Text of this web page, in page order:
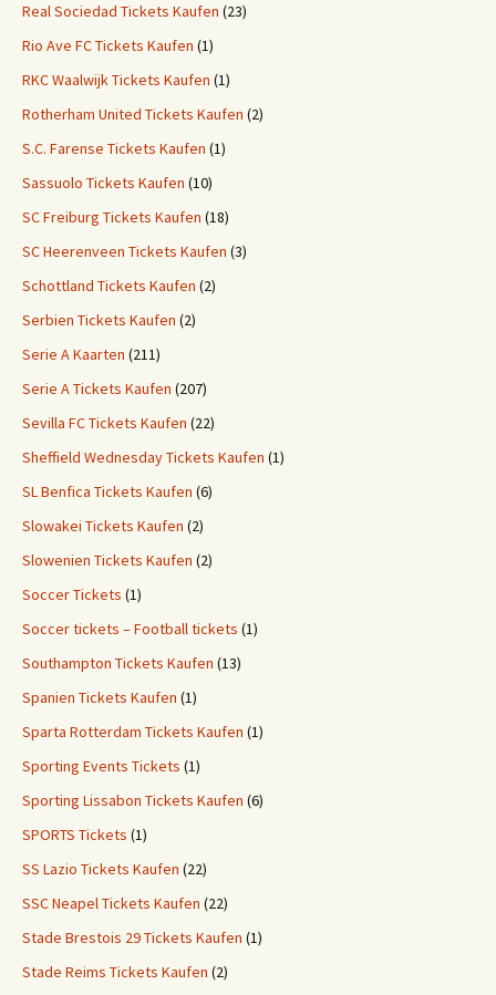
Real Sociedad Tickets Kaufen (23)
Rio Ave FC Tickets Kaufen (1)
RKC Waalwijk Tickets Kaufen (1)
Rotherham United Tickets Kaufen (2)
S.C. Farense Tickets Kaufen (1)
Sassuolo Tickets Kaufen (10)
SC Freiburg Tickets Kaufen (18)
SC Heerenveen Tickets Kaufen (3)
Schottland Tickets Kaufen (2)
Serbien Tickets Kaufen (2)
Serie A Kaarten (211)
Serie A Tickets Kaufen (207)
Sevilla FC Tickets Kaufen (22)
Sheffield Wednesday Tickets Kaufen (1)
SL Benfica Tickets Kaufen (6)
Slowakei Tickets Kaufen (2)
Slowenien Tickets Kaufen (2)
Soccer Tickets (1)
Soccer tickets – Football tickets (1)
Southampton Tickets Kaufen (13)
Spanien Tickets Kaufen (1)
Sparta Rotterdam Tickets Kaufen (1)
Sporting Events Tickets (1)
Sporting Lissabon Tickets Kaufen (6)
SPORTS Tickets (1)
SS Lazio Tickets Kaufen (22)
SSC Neapel Tickets Kaufen (22)
Stade Brestois 29 Tickets Kaufen (1)
Stade Reims Tickets Kaufen (2)